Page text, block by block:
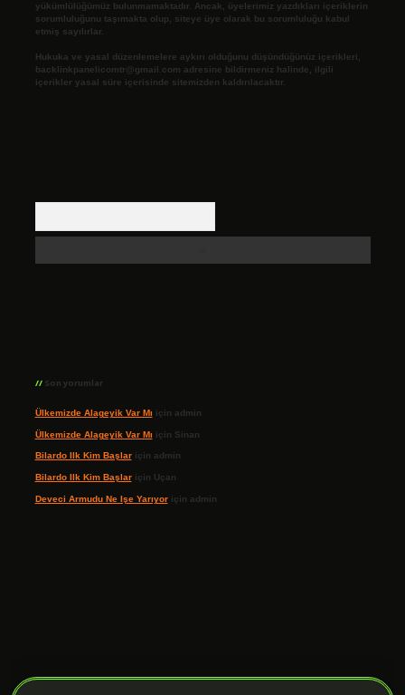
yükümlülüğümüz bulunmamaktadır. Ancak, üyelerimiz yazdıkları içeriklerin
sorumluluğunu taşımakta olup, siteye üye olarak bu sorumluluğu kabul
etmiş sayılırlar.
Hukuka ve yasal düzenlemelere aykırı olduğunu düşündüğünüz içerikleri,
backlinkpanelicomtr@gmail.com adresine bildirmeniz halinde, ilgili
içerikler yasal süre içerisinde sitemizden kaldırılacaktır.
Son yorumlar
Ülkemizde Alageyik Var Mı için admin
Ülkemizde Alageyik Var Mı için Sinan
Bilardo Ilk Kim Başlariçin admin
Bilardo Ilk Kim Başlariçin Uçan
Deveci Armudu Ne Işe Yarıyoriçin admin